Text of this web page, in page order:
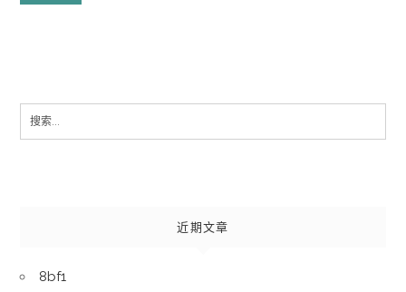
Search
for:
近期文章
8bf1